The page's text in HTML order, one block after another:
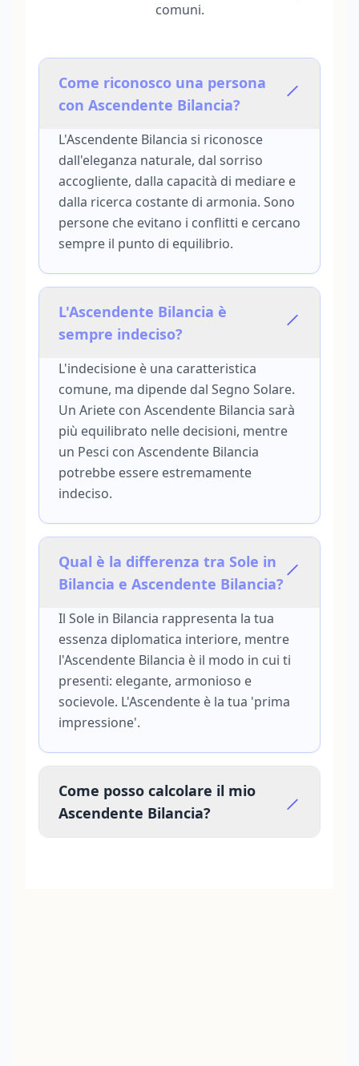
comuni.
Come riconosco una persona
con Ascendente Bilancia?
L'Ascendente Bilancia si riconosce
dall'eleganza naturale, dal sorriso
accogliente, dalla capacità di mediare e
dalla ricerca costante di armonia. Sono
persone che evitano i conflitti e cercano
sempre il punto di equilibrio.
L'Ascendente Bilancia è
sempre indeciso?
L'indecisione è una caratteristica
comune, ma dipende dal Segno Solare.
Un Ariete con Ascendente Bilancia sarà
più equilibrato nelle decisioni, mentre
un Pesci con Ascendente Bilancia
potrebbe essere estremamente
indeciso.
Qual è la differenza tra Sole in
Bilancia e Ascendente Bilancia?
Il Sole in Bilancia rappresenta la tua
essenza diplomatica interiore, mentre
l'Ascendente Bilancia è il modo in cui ti
presenti: elegante, armonioso e
socievole. L'Ascendente è la tua 'prima
impressione'.
Come posso calcolare il mio
Ascendente Bilancia?